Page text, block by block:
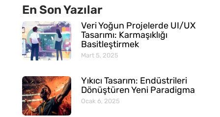
En Son Yazılar
Veri Yoğun Projelerde UI/UX
Tasarımı: Karmaşıklığı
Basitleştirmek
Mart 5, 2025
Yıkıcı Tasarım: Endüstrileri
Dönüştüren Yeni Paradigma
Ocak 6, 2025